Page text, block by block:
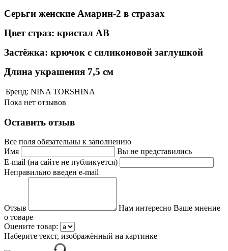
Серьги женские Амарин-2 в стразах
Цвет страз: кристал АВ
Застёжка: крючок с силиконовой заглушкой
Длина украшения 7,5 см
Бренд: NINA TORSHINA
Пока нет отзывов
Оставить отзыв
Все поля обязательны к заполнению
Имя
Вы не представились
E-mail (на сайте не публикуется)
Неправильно введен e-mail
Отзыв
Нам интересно Ваше мнение
о товаре
Оцените товар:
Наберите текст, изображённый на картинке